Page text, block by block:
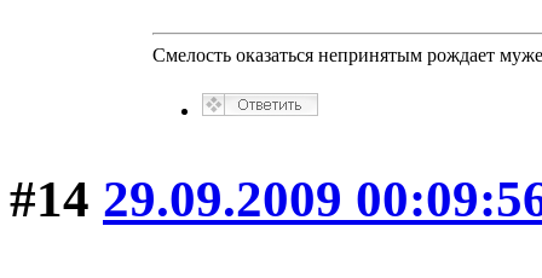
Смелость оказаться непринятым рождает
#14 29.09.2009